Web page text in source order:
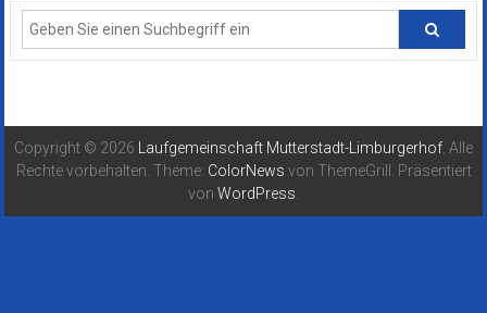
Copyright © 2026 Laufgemeinschaft Mutterstadt-Limburgerhof . Alle
Rechte vorbehalten. Theme: ColorNews von ThemeGrill. Präsentiert
von WordPress